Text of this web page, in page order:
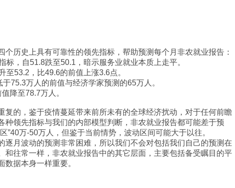
个历史上具有可靠性的领先指标，帮助预测每个月非农就业报告：
标，自51.8跌至50.1，暗示服务业就业本质上走平。
至53.2，比49.6的前值上涨3.6点。
75.3万人的前值与经济学家预测的65万人。
降至78.7万人。
复的，鉴于疫情蔓延带来前所未有的全球经济扰动，对于任何前瞻
种领先指标与我们的内部模型判断，非农就业报告都可能差于预
”40万-50万人，但鉴于当前情势，波动区间可能大于以往。
逐月波动的预测非常困难，所以我们不会对包括我们自己的预测在
和往常一样，非农就业报告中的其它层面，主要包括备受瞩目的平
据本身一样重要。